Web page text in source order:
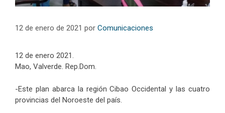
12 de enero de 2021 por Comunicaciones
12 de enero 2021.
Mao, Valverde. Rep.Dom.
-Este plan abarca la región Cibao Occidental y las cuatro
provincias del Noroeste del país.